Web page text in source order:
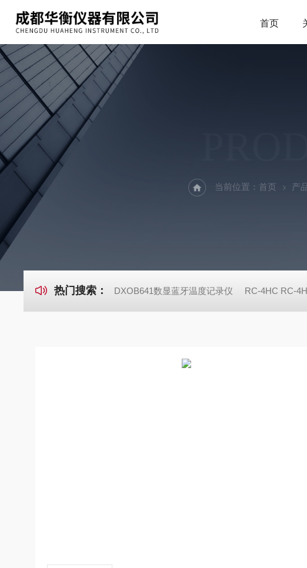
首页
当前位置： 首页 产
热门搜索： DXOB641数显蓝牙温度记录仪 RC-4HC RC-